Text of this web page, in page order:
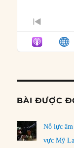
BÀI ĐƯỢC
Nỗ lực
vực Mỹ